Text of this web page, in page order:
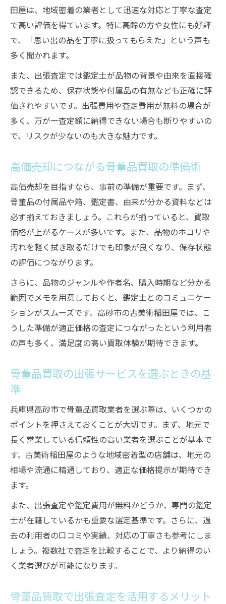
田屋は、地域密着の業者として迅速な対応と丁寧な査定
で高い評価を得ています。特に高齢の方や女性にも好評
で、「思い出の品を丁寧に扱ってもらえた」という声も
多く聞かれます。
また、出張査定では鑑定士が品物の背景や由来を直接確
認できるため、保存状態や付属品の有無なども正確に評
価されやすいです。出張費用や査定費用が無料の場合が
多く、万が一査定額に納得できない場合も断りやすいの
で、リスクが少ないのも大きな魅力です。
高価売却につながる骨董品買取の準備術
高価売却を目指すなら、事前の準備が重要です。まず、
骨董品の付属品や箱、鑑定書、由来が分かる資料などは
必ず揃えておきましょう。これらが揃っていると、買取
価格が上がるケースが多いです。また、品物のホコリや
汚れを軽く拭き取るだけでも印象が良くなり、保存状態
の評価につながります。
さらに、品物のジャンルや作者名、購入時期など分かる
範囲でメモを用意しておくと、鑑定士とのコミュニケー
ションがスムーズです。高砂市の古美術稲田屋では、こ
うした準備が適正価格の査定につながったという利用者
の声も多く、満足度の高い買取体験が期待できます。
骨董品買取の出張サービスを選ぶときの基
準
兵庫県高砂市で骨董品買取業者を選ぶ際は、いくつかの
ポイントを押さえておくことが大切です。まず、地元で
長く営業している信頼性の高い業者を選ぶことが基本で
す。古美術稲田屋のような地域密着型の店舗は、地元の
相場や流通に精通しており、適正な価格提示が期待でき
ます。
また、出張査定や鑑定費用が無料かどうか、専門の鑑定
士が在籍しているかも重要な選定基準です。さらに、過
去の利用者の口コミや実績、対応の丁寧さも参考にしま
しょう。複数社で査定を比較することで、より納得のい
く業者選びが可能になります。
骨董品買取で出張査定を活用するメリット